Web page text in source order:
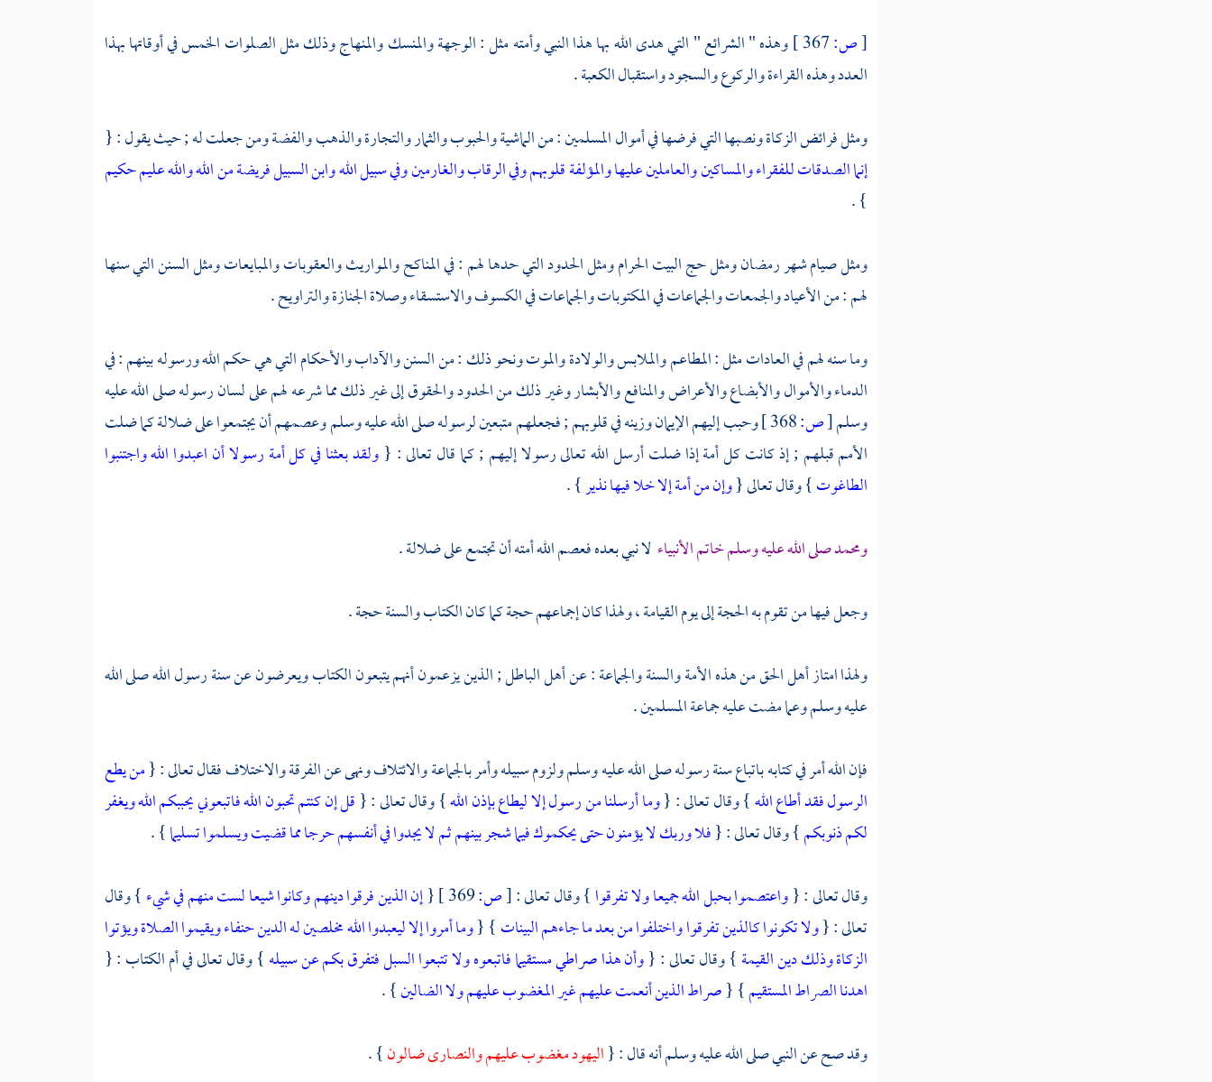
[ص:
وهذه " الشرائع " التي هدى الله بها هذا النبي وأمته مثل : الوجهة والمنسك والمنهاج وذلك مثل الصلوات الخمس في أوقاتها بهذا
العدد وهذه القراءة والركوع والسجود واستقبال الكعبة .
ومثل فرائض الزكاة ونصبها التي فرضها في أموال المسلمين : من الماشية والحبوب والثمار والتجارة والذهب والفضة ومن جعلت له ; حيث يقول : {
إنما الصدقات للفقراء والمساكين والعاملين عليها والمؤلفة قلوبهم وفي الرقاب والغارمين وفي سبيل الله وابن السبيل فريضة من الله والله عليم حكيم
} .
ومثل صيام شهر رمضان ومثل حج البيت الحرام ومثل الحدود التي حدها لهم : في المناكح والمواريث والعقوبات والمبايعات ومثل السنن التي سنها
لهم : من الأعياد والجمعات والجماعات في المكتوبات والجماعات في الكسوف والاستسقاء وصلاة الجنازة والتراويح .
وما سنه لهم في العادات مثل : المطاعم والملابس والولادة والموت ونحو ذلك : من السنن والآداب والأحكام التي هي حكم الله ورسوله بينهم : في
الدماء والأموال والأبضاع والأعراض والمنافع والأبشار وغير ذلك من الحدود والحقوق إلى غير ذلك مما شرعه لهم على لسان رسوله صلى الله عليه
وسلم[ص:
وحبب إليهم الإيمان وزينه في قلوبهم ; فجعلهم متبعين لرسوله صلى الله عليه وسلم وعصمهم أن يجتمعوا على ضلالة كما ضلت
الأمم قبلهم ; إذ كانت كل أمة إذا ضلت أرسل الله تعالى رسولا إليهم ; كما قال تعالى : {ولقد بعثنا في كل أمة رسولا أن اعبدوا الله واجتنبوا
الطاغوت} وقال تعالى {وإن من أمة إلا خلا فيها نذير} .
ومحمدصلى الله عليه وسلم خاتم الأنبياء لا نبي بعده فعصم الله أمته أن تجتمع على ضلالة .
وجعل فيها من تقوم به الحجة إلى يوم القيامة ، ولهذا كان إجماعهم حجة كما كان الكتاب والسنة حجة .
ولهذا امتاز أهل الحق من هذه الأمة والسنة والجماعة : عن أهل الباطل ; الذين يزعمون أنهم يتبعون الكتاب ويعرضون عن سنة رسول الله صلى الله
عليه وسلم وعما مضت عليه جماعة المسلمين .
فإن الله أمر في كتابه باتباع سنة رسوله صلى الله عليه وسلم ولزوم سبيله وأمر بالجماعة والائتلاف ونهى عن الفرقة والاختلاف فقال تعالى : {من يطع
الرسول فقد أطاع الله} وقال تعالى : {وما أرسلنا من رسول إلا ليطاع بإذن الله} وقال تعالى : {قل إن كنتم تحبون الله فاتبعوني يحببكم الله ويغفر
لكم ذنوبكم} وقال تعالى : {فلا وربك لا يؤمنون حتى يحكموك فيما شجر بينهم ثم لا يجدوا في أنفسهم حرجا مما قضيت ويسلموا تسليما} .
وقال تعالى : {واعتصموا بحبل الله جميعا ولا تفرقوا} وقال تعالى :[ص:369 ]
{إن الذين فرقوا دينهم وكانوا شيعا لست منهم في شيء} وقال
تعالى : {ولا تكونوا كالذين تفرقوا واختلفوا من بعد ما جاءهم البينات} {وما أمروا إلا ليعبدوا الله مخلصين له الدين حنفاء ويقيموا الصلاة ويؤتوا
الزكاة وذلك دين القيمة} وقال تعالى : {وأن هذا صراطي مستقيما فاتبعوه ولا تتبعوا السبل فتفرق بكم عن سبيله} وقال تعالى في أم الكتاب : {
اهدنا الصراط المستقيم} {صراط الذين أنعمت عليهم غير المغضوب عليهم ولا الضالين} .
وقد صح عن النبي صلى الله عليه وسلم أنه قال : {اليهودمغضوب عليهموالنصارىضالون} .